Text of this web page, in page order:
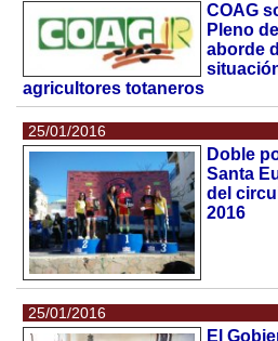
COAG
Pleno
aborde
agricultores totaneros
25/01/2016
Doble
Santa
del
2016
25/01/2016
El